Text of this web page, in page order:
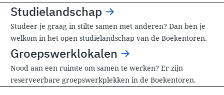
Studielandschap
Studeer je graag in stilte samen met anderen? Dan ben je
welkom in het open studielandschap van de Boekentoren.
Groepswerklokalen
Nood aan een ruimte om samen te werken? Er zijn
reserveerbare groepswerkplekken in de Boekentoren.